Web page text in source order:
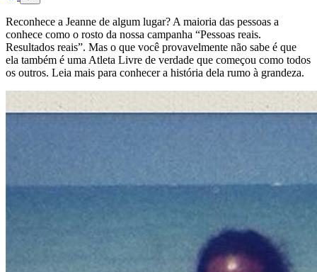
Reconhece a Jeanne de algum lugar? A maioria das pessoas a
conhece como o rosto da nossa campanha “Pessoas reais.
Resultados reais”. Mas o que você provavelmente não sabe é que
ela também é uma Atleta Livre de verdade que começou como todos
os outros. Leia mais para conhecer a história dela rumo à grandeza.